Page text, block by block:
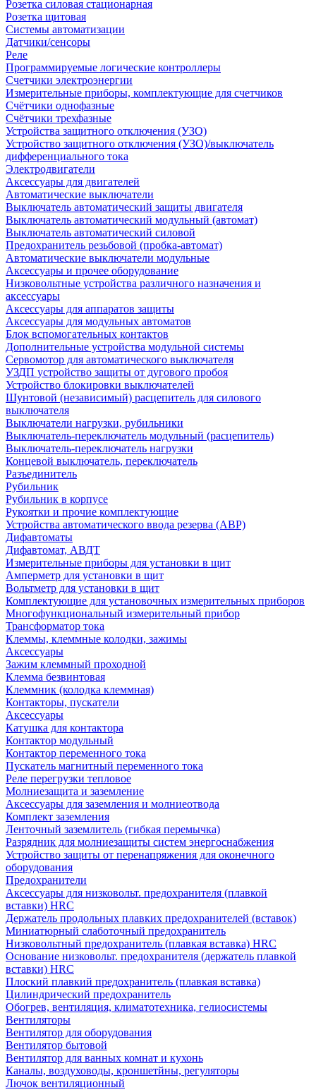
Розетка силовая стационарная
Розетка щитовая
Системы автоматизации
Датчики/сенсоры
Реле
Программируемые логические контроллеры
Счетчики электроэнергии
Измерительные приборы, комплектующие для счетчиков
Счётчики однофазные
Счётчики трехфазные
Устройства защитного отключения (УЗО)
Устройство защитного отключения (УЗО)/выключатель
дифференциального тока
Электродвигатели
Аксессуары для двигателей
Автоматические выключатели
Выключатель автоматический защиты двигателя
Выключатель автоматический модульный (автомат)
Выключатель автоматический силовой
Предохранитель резьбовой (пробка-автомат)
Автоматические выключатели модульные
Аксессуары и прочее оборудование
Низковольтные устройства различного назначения и
аксессуары
Аксессуары для аппаратов защиты
Аксессуары для модульных автоматов
Блок вспомогательных контактов
Дополнительные устройства модульной системы
Сервомотор для автоматического выключателя
УЗДП устройство защиты от дугового пробоя
Устройство блокировки выключателей
Шунтовой (независимый) расцепитель для силового
выключателя
Выключатели нагрузки, рубильники
Выключатель-переключатель модульный (расцепитель)
Выключатель-переключатель нагрузки
Концевой выключатель, переключатель
Разъединитель
Рубильник
Рубильник в корпусе
Рукоятки и прочие комплектующие
Устройства автоматического ввода резерва (АВР)
Дифавтоматы
Дифавтомат, АВДТ
Измерительные приборы для установки в щит
Амперметр для установки в щит
Вольтметр для установки в щит
Комплектующие для установочных измерительных приборов
Многофункциональный измерительный прибор
Трансформатор тока
Клеммы, клеммные колодки, зажимы
Аксессуары
Зажим клеммный проходной
Клемма безвинтовая
Клеммник (колодка клеммная)
Контакторы, пускатели
Аксессуары
Катушка для контактора
Контактор модульный
Контактор переменного тока
Пускатель магнитный переменного тока
Реле перегрузки тепловое
Молниезащита и заземление
Аксессуары для заземления и молниеотвода
Комплект заземления
Ленточный заземлитель (гибкая перемычка)
Разрядник для молниезащиты систем энергоснабжения
Устройство защиты от перенапряжения для оконечного
оборудования
Предохранители
Аксессуары для низковольт. предохранителя (плавкой
вставки) HRC
Держатель продольных плавких предохранителей (вставок)
Миниатюрный слаботочный предохранитель
Низковольтный предохранитель (плавкая вставка) HRC
Основание низковольт. предохранителя (держатель плавкой
вставки) HRC
Плоский плавкий предохранитель (плавкая вставка)
Цилиндрический предохранитель
Обогрев, вентиляция, климатотехника, гелиосистемы
Вентиляторы
Вентилятор для оборудования
Вентилятор бытовой
Вентилятор для ванных комнат и кухонь
Каналы, воздуховоды, кроншетйны, регуляторы
Лючок вентиляционный